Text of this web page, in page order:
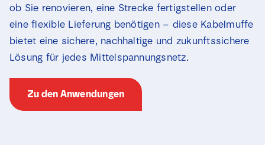
ob Sie renovieren, eine Strecke fertigstellen oder
eine flexible Lieferung benötigen – diese Kabelmuffe
bietet eine sichere, nachhaltige und zukunftssichere
Lösung für jedes Mittelspannungsnetz.
Zu den Anwendungen